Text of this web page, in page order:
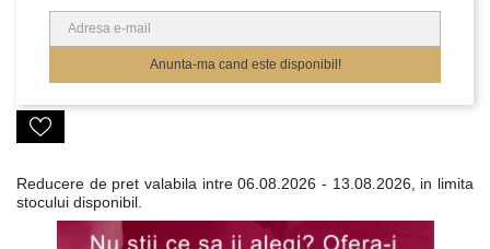
Anunta-ma cand este disponibil!
Reducere de pret valabila intre06.08.2026 - 13.08.2026, in limita
stocului disponibil.